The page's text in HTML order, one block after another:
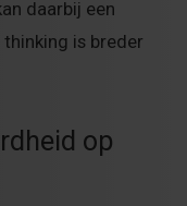
daarbij een
is breder
op